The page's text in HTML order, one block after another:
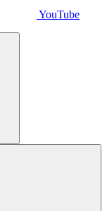
YouTube